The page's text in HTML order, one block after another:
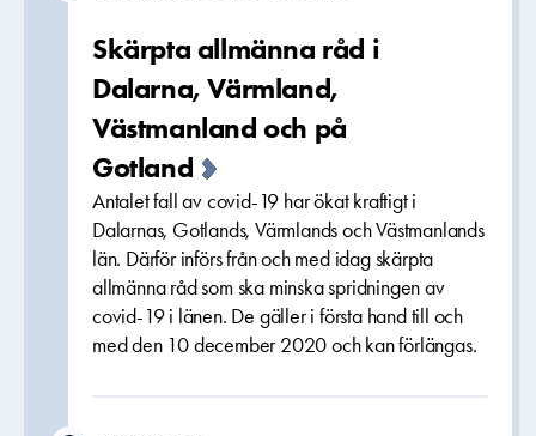
Skärpta allmänna råd i
Dalarna, Värmland,
Västmanland och på
Gotland
Antalet fall av covid-19 har ökat kraftigt i
Dalarnas, Gotlands, Värmlands och Västmanlands
län. Därför införs från och med idag skärpta
allmänna råd som ska minska spridningen av
covid-19 i länen. De gäller i första hand till och
med den 10 december 2020 och kan förlängas.